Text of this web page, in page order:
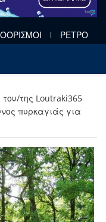
ΡΕΤΡΟ
του/της Loutraki365
πυρκαγιάς για